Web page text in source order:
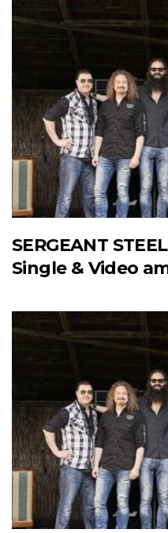
SERGEANT
Single & Video